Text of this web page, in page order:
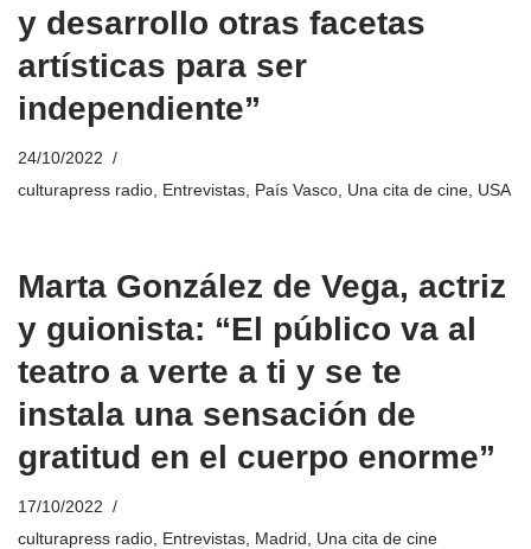
y desarrollo otras facetas
artísticas para ser
independiente”
24/10/2022
culturapress radio Entrevistas País Vasco Una cita de cine USA
Marta González de Vega, actriz
y guionista: “El público va al
teatro a verte a ti y se te
instala una sensación de
gratitud en el cuerpo enorme”
17/10/2022
culturapress radio Entrevistas Madrid Una cita de cine